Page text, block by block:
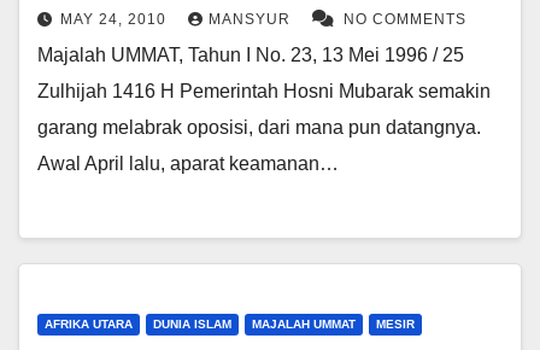
MAY 24, 2010 MANSYUR NO COMMENTS
Majalah UMMAT, Tahun I No. 23, 13 Mei 1996 / 25
Zulhijah 1416 H Pemerintah Hosni Mubarak semakin
garang melabrak oposisi, dari mana pun datangnya.
Awal April lalu, aparat keamanan…
AFRIKA UTARA DUNIA ISLAM MAJALAH UMMAT MESIR